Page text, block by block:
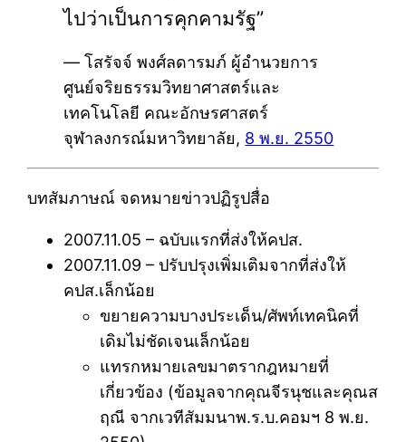
ไปว่าเป็นการคุกคามรัฐ”
— โสรัจจ์ พงศ์ลดารมภ์ ผู้อำนวยการ
ศูนย์จริยธรรมวิทยาศาสตร์และ
เทคโนโลยี คณะอักษรศาสตร์
จุฬาลงกรณ์มหาวิทยาลัย, 8 พ.ย. 2550
บทสัมภาษณ์ จดหมายข่าวปฏิรูปสื่อ
2007.11.05 – ฉบับแรกที่ส่งให้คปส.
2007.11.09 – ปรับปรุงเพิ่มเติมจากที่ส่งให้
คปส.เล็กน้อย
ขยายความบางประเด็น/ศัพท์เทคนิคที่
เดิมไม่ชัดเจนเล็กน้อย
แทรกหมายเลขมาตรากฎหมายที่
เกี่ยวข้อง (ข้อมูลจากคุณจีรนุชและคุณส
ฤณี จากเวทีสัมมนาพ.ร.บ.คอมฯ 8 พ.ย.